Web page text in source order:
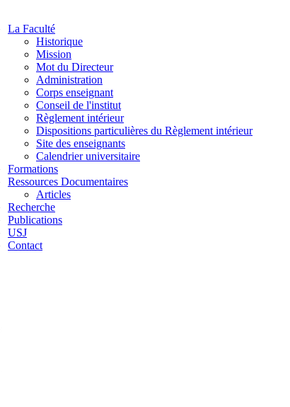
La Faculté
Historique
Mission
Mot du Directeur
Administration
Corps enseignant
Conseil de l'institut
Règlement intérieur
Dispositions particulières du Règlement intérieur
Site des enseignants
Calendrier universitaire
Formations
Ressources Documentaires
Articles
Recherche
Publications
USJ
Contact